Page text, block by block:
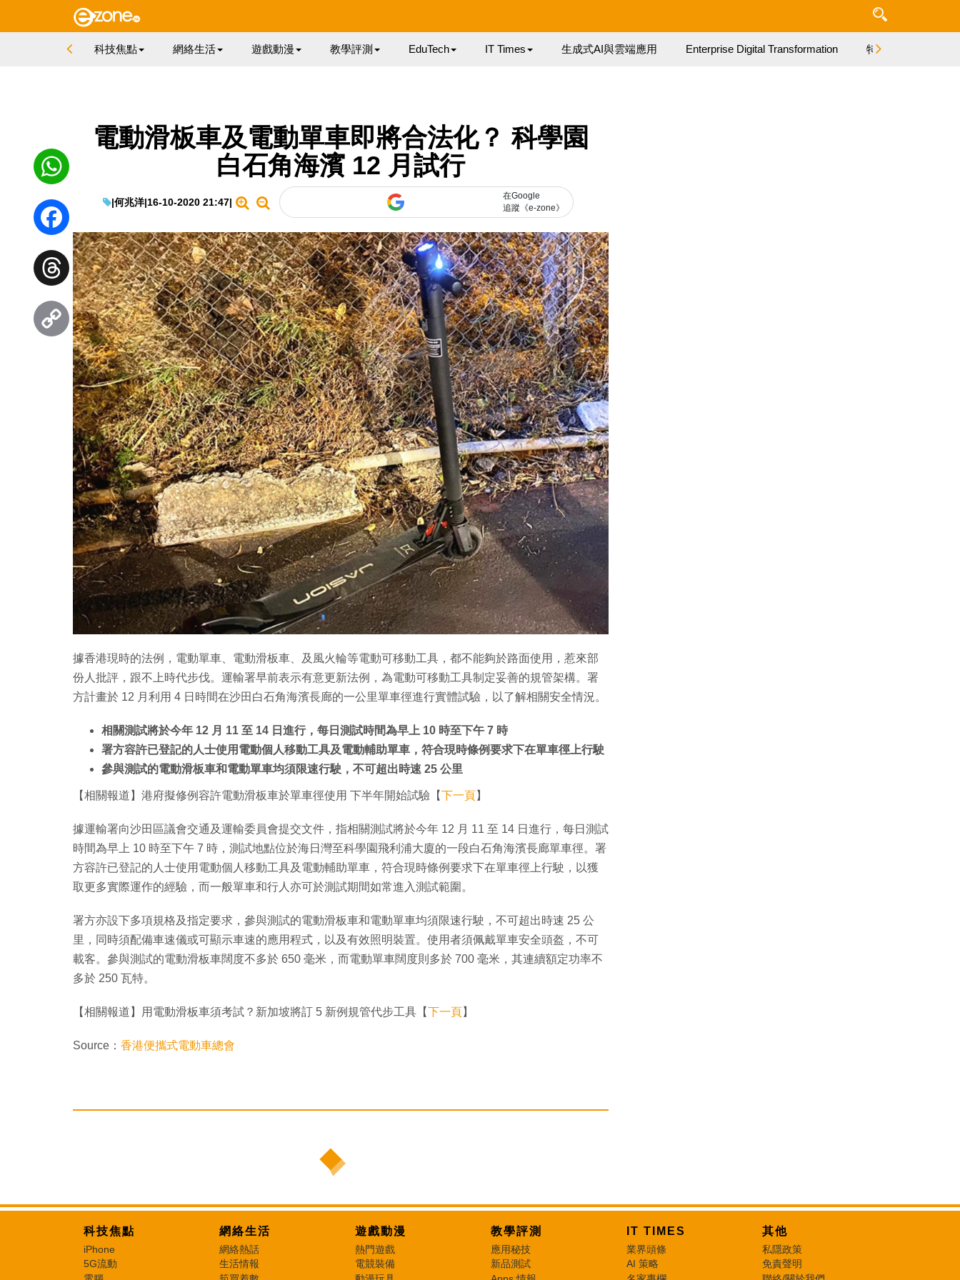
科技焦點 網絡生活 遊戲動漫 教學評測 EduTech IT Times 生成式AI與雲端應用 Enterprise Digital Transformation 特集
電動滑板車及電動單車即將合法化？ 科學園
白石角海濱 12 月試行
|何兆洋|16-10-2020 21:47|
在Google
追蹤《e-zone》
據香港現時的法例，電動單車、電動滑板車、及風火輪等電動可移動工具，都不能夠於路面使用，惹來部
份人批評，跟不上時代步伐。運輸署早前表示有意更新法例，為電動可移動工具制定妥善的規管架構。署
方計畫於 12 月利用 4 日時間在沙田白石角海濱長廊的一公里單車徑進行實體試驗，以了解相關安全情況。
相關測試將於今年 12 月 11 至 14 日進行，每日測試時間為早上 10 時至下午 7 時
署方容許已登記的人士使用電動個人移動工具及電動輔助單車，符合現時條例要求下在單車徑上行駛
參與測試的電動滑板車和電動單車均須限速行駛，不可超出時速 25 公里
【相關報道】港府擬修例容許電動滑板車於單車徑使用 下半年開始試驗【下一頁】
據運輸署向沙田區議會交通及運輸委員會提交文件，指相關測試將於今年 12 月 11 至 14 日進行，每日測試
時間為早上 10 時至下午 7 時，測試地點位於海日灣至科學園飛利浦大廈的一段白石角海濱長廊單車徑。署
方容許已登記的人士使用電動個人移動工具及電動輔助單車，符合現時條例要求下在單車徑上行駛，以獲
取更多實際運作的經驗，而一般單車和行人亦可於測試期間如常進入測試範圍。
署方亦設下多項規格及指定要求，參與測試的電動滑板車和電動單車均須限速行駛，不可超出時速 25 公
里，同時須配備車速儀或可顯示車速的應用程式，以及有效照明裝置。使用者須佩戴單車安全頭盔，不可
載客。參與測試的電動滑板車闊度不多於 650 毫米，而電動單車闊度則多於 700 毫米，其連續額定功率不
多於 250 瓦特。
【相關報道】用電動滑板車須考試？新加坡將訂 5 新例規管代步工具【下一頁】
Source： 香港便攜式電動車總會
WhatsApp
Facebook
Threads
Copy
Link
科技焦點
iPhone
5G流動
網絡生活
網絡熱話
生活情報
遊戲動漫
熱門遊戲
電競裝備
教學評測
應用秘技
新品測試
IT TIMES
業界頭條
AI 策略
其他
私隱政策
免責聲明